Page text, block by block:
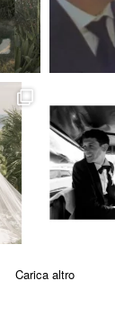
Carica altro